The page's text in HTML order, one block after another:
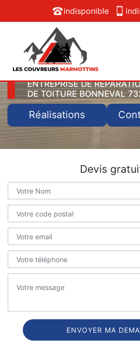
indisponible
ENTREPRISE DE
DE TOITURE BONNEVAL
Réalisations
Devis